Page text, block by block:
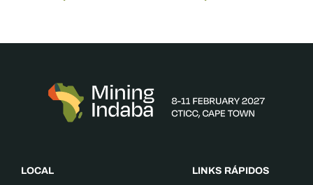
LOCAL
LINKS RÁPIDOS